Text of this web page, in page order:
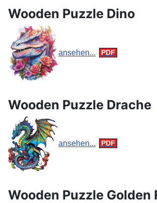
Wooden Puzzle Dino
ansehen...
Wooden Puzzle Drache
ansehen...
Wooden Puzzle Golden